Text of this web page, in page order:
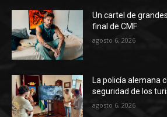
Un cartel de
final de CMF
agosto 6, 2026
La policía alemana
seguridad de los
agosto 6, 2026